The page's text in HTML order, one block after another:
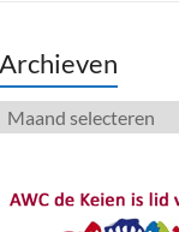
Archieven
Archieven